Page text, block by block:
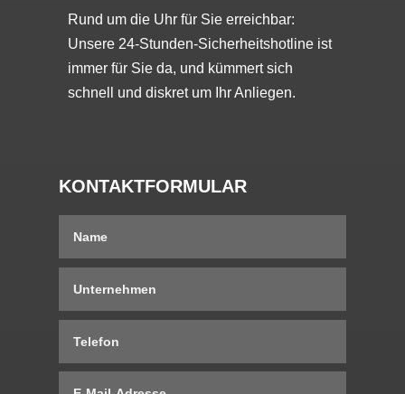
Rund um die Uhr für Sie erreichbar:
Unsere 24-Stunden-Sicherheitshotline ist
immer für Sie da, und kümmert sich
schnell und diskret um Ihr Anliegen.
KONTAKTFORMULAR